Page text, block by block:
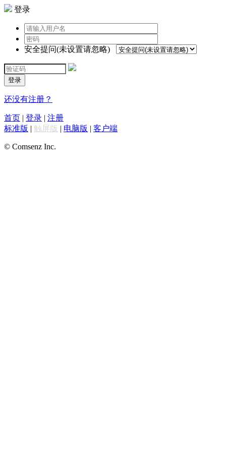
登录
安全提问(未设置请忽略)
登录
还没有注册？
首页 | 登录 | 注册
标准版 | 触屏版 | 电脑版 | 客户端
© Comsenz Inc.